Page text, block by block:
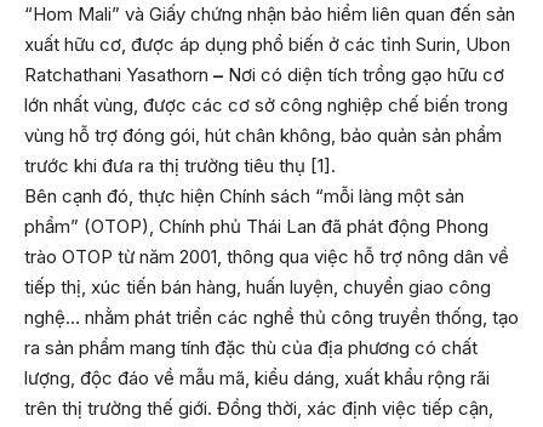
“Hom Mali” và Giấy chứng nhận bảo hiểm liên quan đến sản
xuất hữu cơ, được áp dụng phổ biến ở các tỉnh Surin, Ubon
Ratchathani Yasathorn – Nơi có diện tích trồng gạo hữu cơ
lớn nhất vùng, được các cơ sở công nghiệp chế biến trong
vùng hỗ trợ đóng gói, hút chân không, bảo quản sản phẩm
trước khi đưa ra thị trường tiêu thụ [1].
Bên cạnh đó, thực hiện Chính sách “mỗi làng một sản
phẩm” (OTOP), Chính phủ Thái Lan đã phát động Phong
trào OTOP từ năm 2001, thông qua việc hỗ trợ nông dân về
tiếp thị, xúc tiến bán hàng, huấn luyện, chuyển giao công
nghệ… nhằm phát triển các nghề thủ công truyền thống, tạo
ra sản phẩm mang tính đặc thù của địa phương có chất
lượng, độc đáo về mẫu mã, kiểu dáng, xuất khẩu rộng rãi
trên thị trường thế giới. Đồng thời, xác định việc tiếp cận,